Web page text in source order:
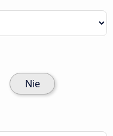
Nie